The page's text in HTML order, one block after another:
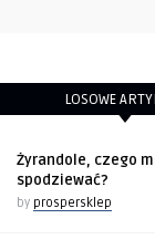
LOSOWE
Żyrandole, czego
spodziewać?
by prospersklep